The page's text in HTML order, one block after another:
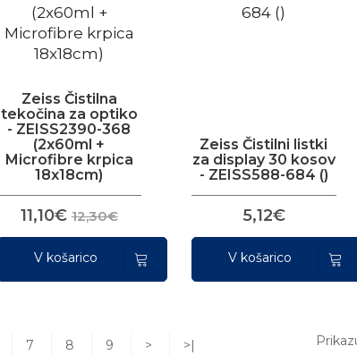
Zeiss Čistilna
tekočina za optiko
- ZEISS2390-368
(2x60ml +
Microfibre krpica
18x18cm)
11,10€ 12,30€
V košarico
Zeiss Čistilni listki
za display 30 kosov
- ZEISS588-684 ()
5,12€
V košarico
7 8 9 > >|